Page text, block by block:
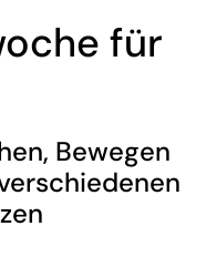
für
Bewegen